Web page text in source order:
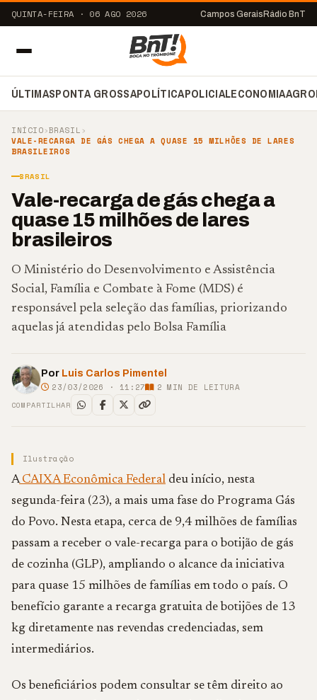
QUINTA-FEIRA · 06 AGO 2026 Campos Gerais Rádio BnT
ÚLTIMASPONTA GROSSAPOLÍTICAPOLICIALECONOMIA
INÍCIO›BRASIL ›
VALE-RECARGA DE GÁS CHEGA A QUASE 15 MILHÕES DE LARES
BRASILEIROS
BRASIL
Vale-recarga de gás chega a
quase 15 milhões de lares
brasileiros
O Ministério do Desenvolvimento e Assistência
Social, Família e Combate à Fome (MDS) é
responsável pela seleção das famílias, priorizando
aquelas já atendidas pelo Bolsa Família
Por Luis Carlos Pimentel
23/03/2026 · 11:27 2 MIN DE LEITURA
COMPARTILHAR
Ilustração
ACAIXA Econômica Federal deu início, nesta
segunda-feira (23), a mais uma fase do Programa Gás
do Povo. Nesta etapa, cerca de 9,4 milhões de famílias
passam a receber o vale-recarga para o botijão de gás
de cozinha (GLP), ampliando o alcance da iniciativa
para quase 15 milhões de famílias em todo o país. O
benefício garante a recarga gratuita de botijões de 13
kg diretamente nas revendas credenciadas, sem
intermediários.
Os beneficiários podem consultar se têm direito ao